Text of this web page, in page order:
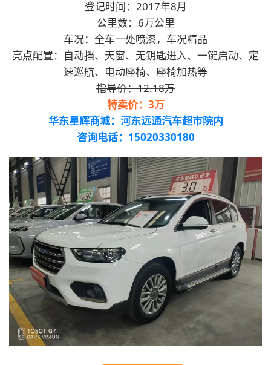
登记时间：2017年8月
公里数：6万公里
车况：全车一处喷漆，车况精品
亮点配置：自动挡、天窗、无钥匙进入、一键启动、定
速巡航、电动座椅、座椅加热等
指导价：12.18万
特卖价：3万
华东星辉商城：河东远通汽车超市院内
咨询电话：15020330180